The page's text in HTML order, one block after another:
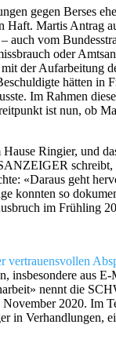
gegen Berses
Haft. Martis Antrag
auch vom
oder
der Aufarbeitung
hätten in
Im Rahmen
ist nun, ob
Ringier, und
schreibt,
«Daraus geht
konnten so
im Frühling
insbesondere aus
nennt die
2020. Im
in Verhandlungen,